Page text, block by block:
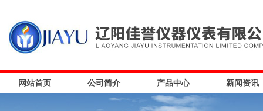
网站首页 公司简介 产品中心 新闻资讯